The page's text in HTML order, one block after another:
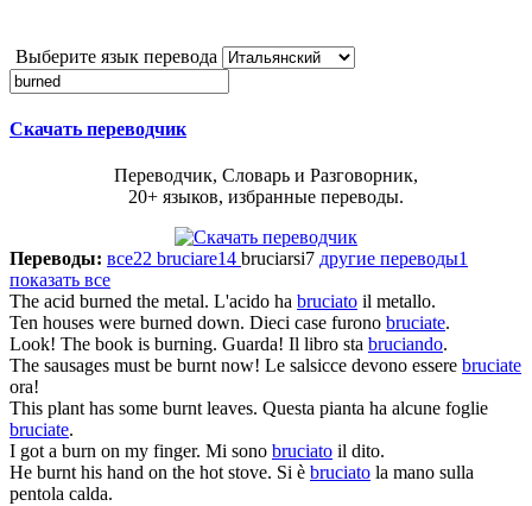
Выберите язык перевода
Скачать переводчик
Переводчик, Словарь и Разговорник,
20+ языков, избранные переводы.
Переводы: все22 bruciare14 bruciarsi7 другие переводы1
показать все
The acid burned the metal. L'acido ha bruciato il metallo.
Ten houses were burned down. Dieci case furono bruciate.
Look! The book is burning. Guarda! Il libro sta bruciando.
The sausages must be burntnow! Le salsicce devono essere bruciate
ora!
This plant has some burntleaves. Questa pianta ha alcune foglie
bruciate.
I got a burn on my finger. Mi sono bruciato il dito.
He burnthis hand on the hot stove. Si è bruciato la mano sulla
pentola calda.